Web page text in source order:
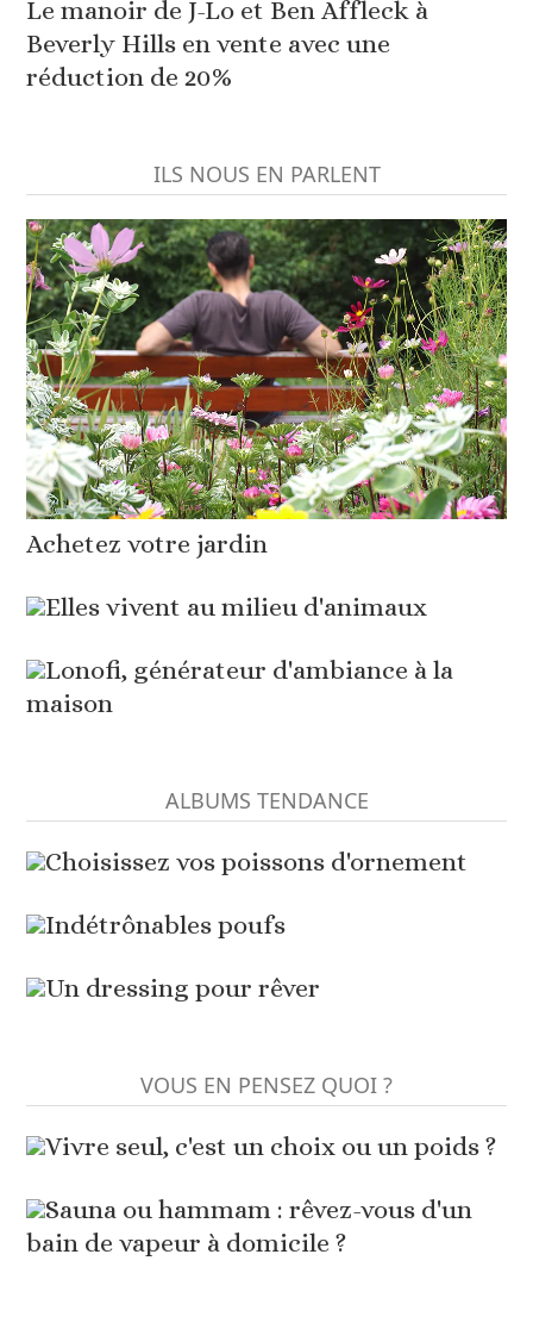
Le manoir de J-Lo et Ben Affleck à
Beverly Hills en vente avec une
réduction de 20%
ILS NOUS EN PARLENT
Achetez votre jardin
Elles vivent au milieu d'animaux
Lonofi, générateur d'ambiance à la
maison
ALBUMS TENDANCE
Choisissez vos poissons d'ornement
Indétrônables poufs
Un dressing pour rêver
VOUS EN PENSEZ QUOI ?
Vivre seul, c'est un choix ou un poids ?
Sauna ou hammam : rêvez-vous d'un
bain de vapeur à domicile ?